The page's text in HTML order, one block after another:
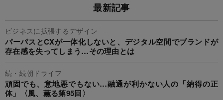
最新記事
ビジネスに拡張するデザイン
パーパスとCXが一体化しないと、デジタル空間でブランドが
存在感を失ってしまう…その理由とは
続・続朝ドライフ
頑固でも、意地悪でもない…融通が利かない人の「納得の正
体」〈風、薫る第95回〉